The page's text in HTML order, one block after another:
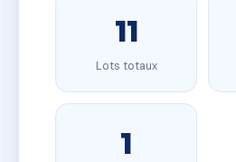
11
Lots totaux
1